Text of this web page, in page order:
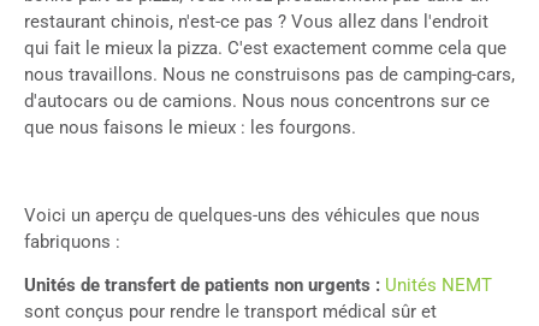
restaurant chinois, n'est-ce pas ? Vous allez dans l'endroit
qui fait le mieux la pizza. C'est exactement comme cela que
nous travaillons. Nous ne construisons pas de camping-cars,
d'autocars ou de camions. Nous nous concentrons sur ce
que nous faisons le mieux : les fourgons.
Voici un aperçu de quelques-uns des véhicules que nous
fabriquons :
Unités de transfert de patients non urgents : Unités NEMT
sont conçus pour rendre le transport médical sûr et